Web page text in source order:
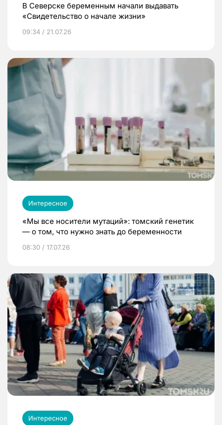
В Северске беременным начали выдавать
«Свидетельство о начале жизни»
09:34 / 21.07.26
Интересное
«Мы все носители мутаций»: томский генетик
— о том, что нужно знать до беременности
08:30 / 17.07.26
Интересное